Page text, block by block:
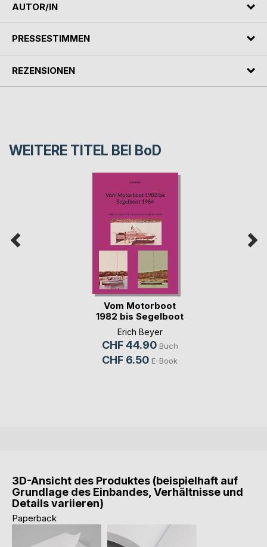
AUTOR/IN
PRESSESTIMMEN
REZENSIONEN
WEITERE TITEL BEI BoD
Vom Motorboot
1982 bis Segelboot
1984
Erich Beyer
CHF 44.90 Buch
CHF 6.50 E-Book
3D-Ansicht des Produktes (beispielhaft auf
Grundlage des Einbandes, Verhältnisse und
Details variieren)
Paperback